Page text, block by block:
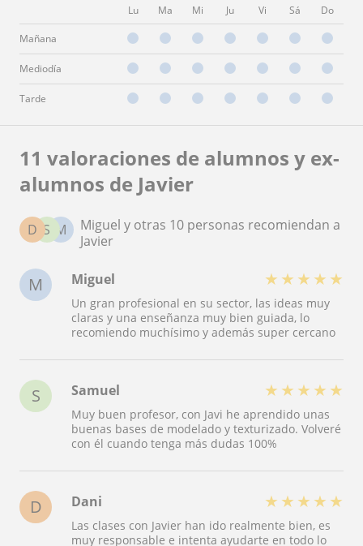
Lu Ma Mi Ju Vi Sá Do
Mañana
Mediodía
Tarde
11 valoraciones de alumnos y ex-
alumnos de Javier
M
S
D
Miguel y otras 10 personas recomiendan a
Javier
M Miguel ★ ★ ★ ★ ★
Un gran profesional en su sector, las ideas muy
claras y una enseñanza muy bien guiada, lo
recomiendo muchísimo y además super cercano
S Samuel ★ ★ ★ ★ ★
Muy buen profesor, con Javi he aprendido unas
buenas bases de modelado y texturizado. Volveré
con él cuando tenga más dudas 100%
D Dani ★ ★ ★ ★ ★
Las clases con Javier han ido realmente bien, es
muy responsable e intenta ayudarte en todo lo